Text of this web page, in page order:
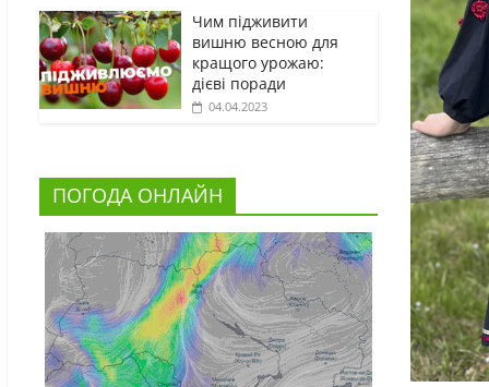
Чим підживити
вишню весною для
кращого урожаю:
дієві поради
04.04.2023
ПОГОДА ОНЛАЙН